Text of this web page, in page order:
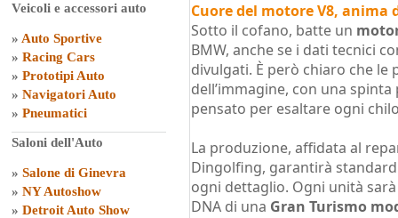
Veicoli e accessori auto
» Auto Sportive
» Racing Cars
» Prototipi Auto
» Navigatori Auto
» Pneumatici
Saloni dell'Auto
» Salone di Ginevra
» NY Autoshow
» Detroit Auto Show
Cuore del motore V8, anima
Sotto il cofano, batte un
BMW, anche se i dati tecnici
divulgati. È però chiaro che le
dell’immagine, con una
pensato per esaltare ogni
La produzione, affidata al
Dingolfing, garantirà
ogni dettaglio. Ogni unità
DNA di una Gran Turismo